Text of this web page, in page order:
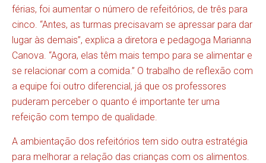
férias, foi aumentar o número de refeitórios, de três para
cinco. “Antes, as turmas precisavam se apressar para dar
lugar às demais”, explica a diretora e pedagoga Marianna
Canova. “Agora, elas têm mais tempo para se alimentar e
se relacionar com a comida.” O trabalho de reflexão com
a equipe foi outro diferencial, já que os professores
puderam perceber o quanto é importante ter uma
refeição com tempo de qualidade.
A ambientação dos refeitórios tem sido outra estratégia
para melhorar a relação das crianças com os alimentos.